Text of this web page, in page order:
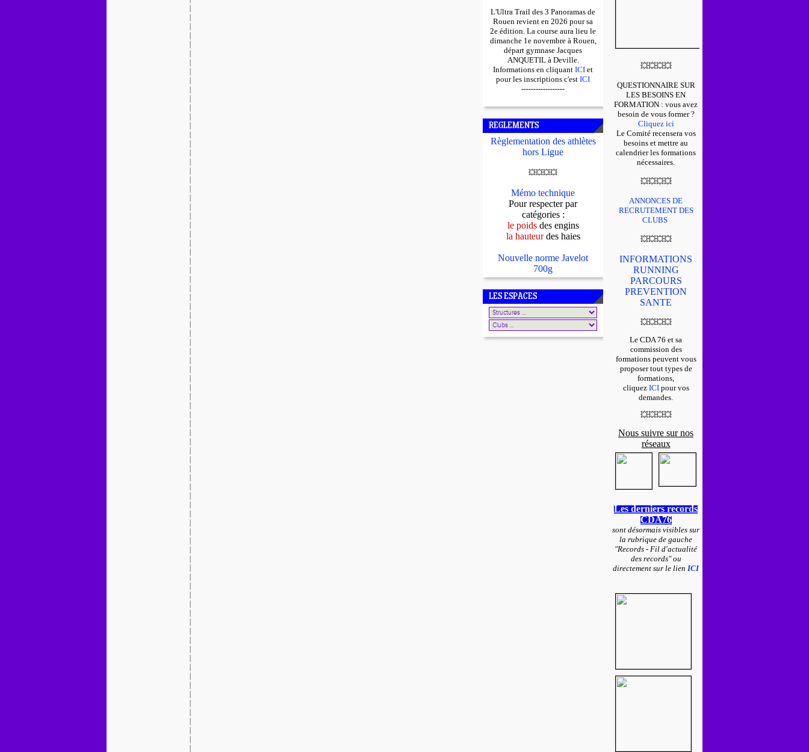
L'Ultra Trail des 3 Panoramas de
Rouen revient en 2026 pour sa
2e édition. La course aura lieu le
dimanche 1e novembre à Rouen,
départ gymnase Jacques
ANQUETIL à Deville.
Informations en cliquant ICI et
pour les inscriptions c'est ICI
------------------
REGLEMENTS
Règlementation des athlètes
hors Ligue
💥💥💥💥
Mémo technique
Pour respecter par
catégories :
le poids des engins
la hauteurdes haies
Nouvelle norme Javelot
700g
LES ESPACES
💥💥💥💥
QUESTIONNAIRE SUR
LES BESOINS EN
FORMATION : vous avez
besoin de vous former ?
Cliquez ici
Le Comité recensera vos
besoins et mettre au
calendrier les formations
nécessaires.
💥💥💥💥
ANNONCES DE
RECRUTEMENT DES
CLUBS
💥💥💥💥
INFORMATIONS
RUNNING
PARCOURS
PREVENTION
SANTE
💥💥💥💥
Le CDA 76 et sa
commission des
formations peuvent vous
proposer tout types de
formations,
cliquez ICIpour vos
demandes.
💥💥💥💥
Nous suivre sur nos
réseaux
Les derniers records
CDA76
sont désormais visibles sur
la rubrique de gauche
"Records - Fil d'actualité
des records" ou
directement sur le lien ICI